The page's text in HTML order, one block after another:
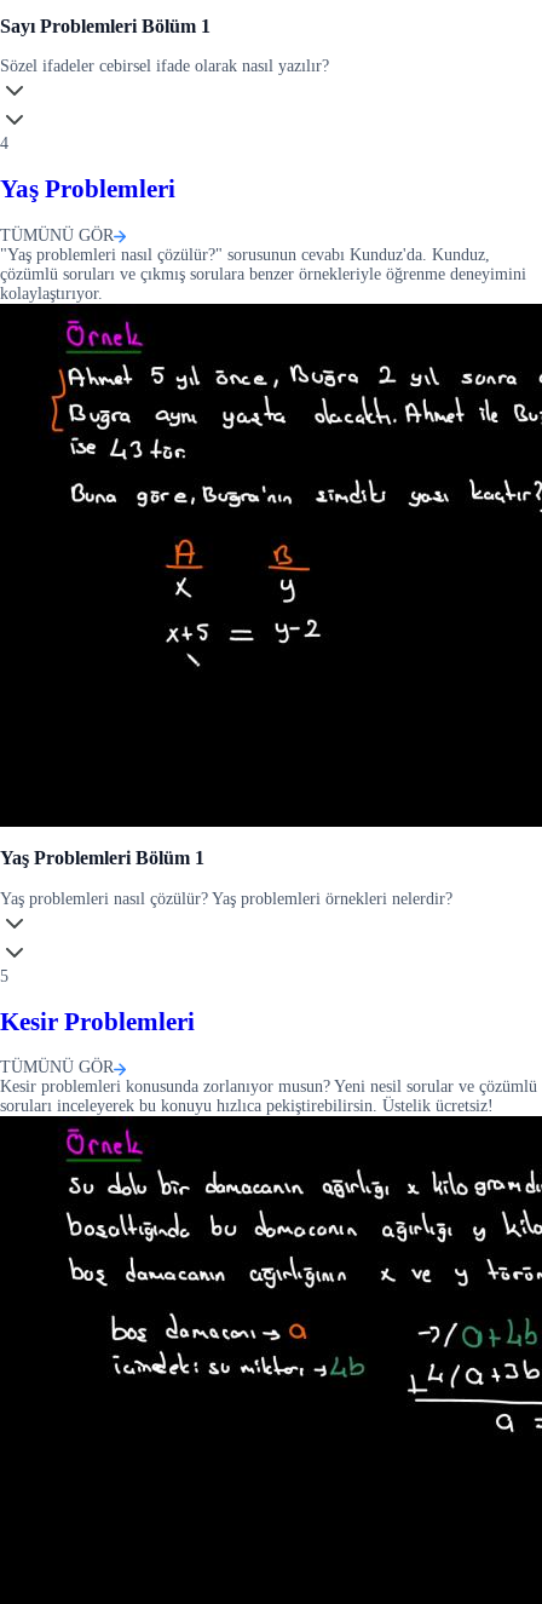
Sayı Problemleri Bölüm 1
Sözel ifadeler cebirsel ifade olarak nasıl yazılır?
4
Yaş Problemleri
TÜMÜNÜ GÖR
"Yaş problemleri nasıl çözülür?" sorusunun cevabı Kunduz'da. Kunduz,
çözümlü soruları ve çıkmış sorulara benzer örnekleriyle öğrenme deneyimini
kolaylaştırıyor.
Yaş Problemleri Bölüm 1
Yaş problemleri nasıl çözülür? Yaş problemleri örnekleri nelerdir?
5
Kesir Problemleri
TÜMÜNÜ GÖR
Kesir problemleri konusunda zorlanıyor musun? Yeni nesil sorular ve çözümlü
soruları inceleyerek bu konuyu hızlıca pekiştirebilirsin. Üstelik ücretsiz!